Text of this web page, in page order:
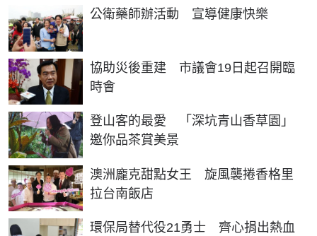
公衛藥師辦活動 宣導健康快樂
協助災後重建 市議會19日起召開臨
時會
登山客的最愛 「深坑青山香草園」
邀你品茶賞美景
澳洲龐克甜點女王 旋風襲捲香格里
拉台南飯店
環保局替代役21勇士 齊心捐出熱血